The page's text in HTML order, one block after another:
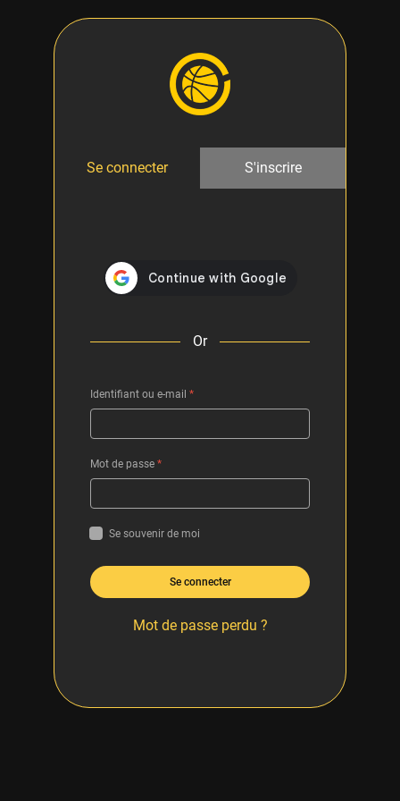
Se connecter S'inscrire
Or
Identifiant ou e-mail *
Mot de passe *
Se souvenir de moi
Se connecter
Mot de passe perdu ?